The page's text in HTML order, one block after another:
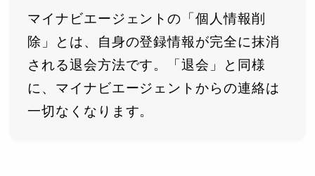
マイナビエージェントの「個人情報削
除」とは、自身の登録情報が完全に抹消
される退会方法です。「退会」と同様
に、マイナビエージェントからの連絡は
一切なくなります。